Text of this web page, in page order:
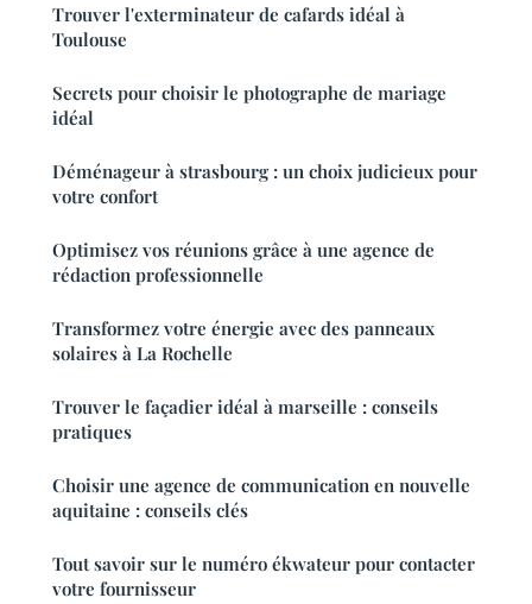
Trouver l'exterminateur de cafards idéal à
Toulouse
Secrets pour choisir le photographe de mariage
idéal
Déménageur à strasbourg : un choix judicieux pour
votre confort
Optimisez vos réunions grâce à une agence de
rédaction professionnelle
Transformez votre énergie avec des panneaux
solaires à La Rochelle
Trouver le façadier idéal à marseille : conseils
pratiques
Choisir une agence de communication en nouvelle
aquitaine : conseils clés
Tout savoir sur le numéro ékwateur pour contacter
votre fournisseur